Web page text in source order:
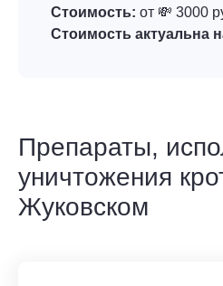
Стоимость: от 💸 3000
Стоимость актуальна
Препараты,
уничтожения
Жуковском